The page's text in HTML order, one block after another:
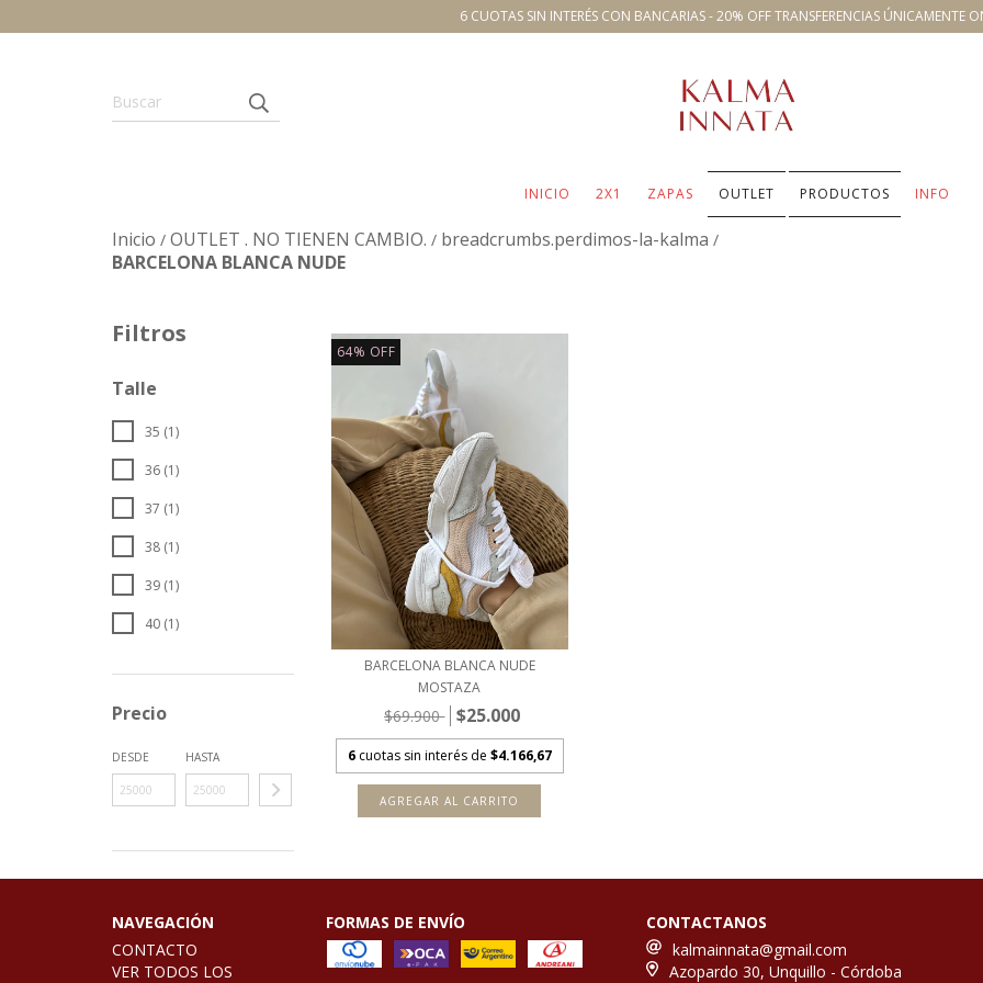
6 CUOTAS SIN INTERÉS CON BANCARIAS - 20% OFF TRANSFERENCIAS ÚNICAMENTE
INICIO 2X1 ZAPAS OUTLET PRODUCTOS INFO
Inicio / OUTLET . NO TIENEN CAMBIO. / breadcrumbs.perdimos-la-kalma /
BARCELONA BLANCA NUDE
Filtros
Talle
35 (1)
36 (1)
37 (1)
38 (1)
39 (1)
40 (1)
Precio
DESDE HASTA
64% OFF
BARCELONA BLANCA NUDE
MOSTAZA
$69.900 $25.000
6 cuotas sin interés de $4.166,67
AGREGAR AL CARRITO
NAVEGACIÓN
CONTACTO
VER TODOS LOS
FORMAS DE ENVÍO
CONTACTANOS
kalmainnata@gmail.com
Azopardo 30, Unquillo - Córdoba